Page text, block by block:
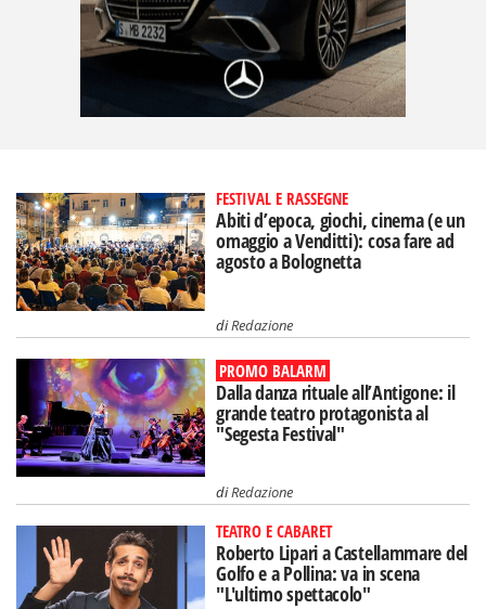
FESTIVAL E RASSEGNE
Abiti d’epoca, giochi, cinema (e un
omaggio a Venditti): cosa fare ad
agosto a Bolognetta
diRedazione
PROMO BALARM
Dalla danza rituale all’Antigone: il
grande teatro protagonista al
"Segesta Festival"
diRedazione
TEATRO E CABARET
Roberto Lipari a Castellammare del
Golfo e a Pollina: va in scena
"L'ultimo spettacolo"